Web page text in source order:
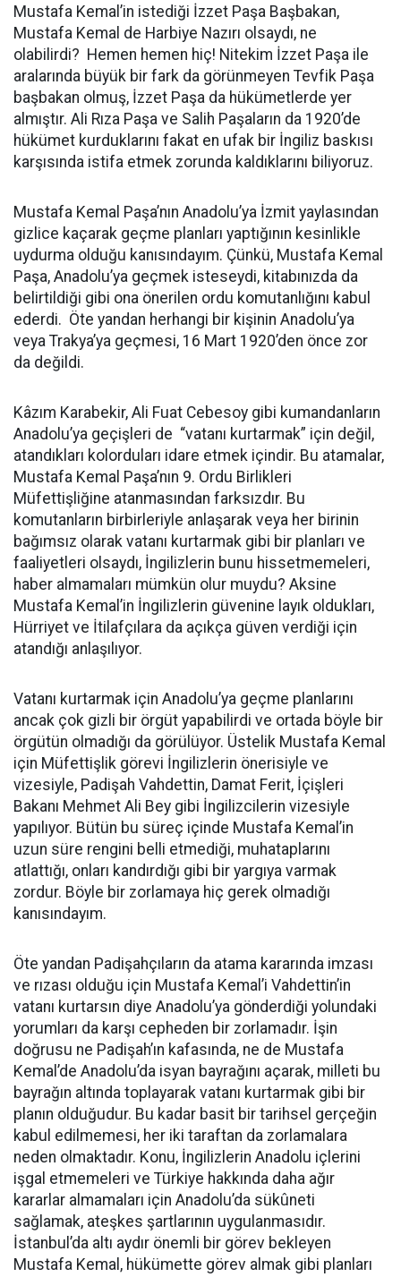
Mustafa Kemal’in istediği İzzet Paşa Başbakan,
Mustafa Kemal de Harbiye Nazırı olsaydı, ne
olabilirdi? Hemen hemen hiç! Nitekim İzzet Paşa ile
aralarında büyük bir fark da görünmeyen Tevfik Paşa
başbakan olmuş, İzzet Paşa da hükümetlerde yer
almıştır. Ali Rıza Paşa ve Salih Paşaların da 1920’de
hükümet kurduklarını fakat en ufak bir İngiliz baskısı
karşısında istifa etmek zorunda kaldıklarını biliyoruz.
Mustafa Kemal Paşa’nın Anadolu’ya İzmit yaylasından
gizlice kaçarak geçme planları yaptığının kesinlikle
uydurma olduğu kanısındayım. Çünkü, Mustafa Kemal
Paşa, Anadolu’ya geçmek isteseydi, kitabınızda da
belirtildiği gibi ona önerilen ordu komutanlığını kabul
ederdi. Öte yandan herhangi bir kişinin Anadolu’ya
veya Trakya’ya geçmesi, 16 Mart 1920’den önce zor
da değildi.
Kâzım Karabekir, Ali Fuat Cebesoy gibi kumandanların
Anadolu’ya geçişleri de “vatanı kurtarmak” için değil,
atandıkları kolorduları idare etmek içindir. Bu atamalar,
Mustafa Kemal Paşa’nın 9. Ordu Birlikleri
Müfettişliğine atanmasından farksızdır. Bu
komutanların birbirleriyle anlaşarak veya her birinin
bağımsız olarak vatanı kurtarmak gibi bir planları ve
faaliyetleri olsaydı, İngilizlerin bunu hissetmemeleri,
haber almamaları mümkün olur muydu? Aksine
Mustafa Kemal’in İngilizlerin güvenine layık oldukları,
Hürriyet ve İtilafçılara da açıkça güven verdiği için
atandığı anlaşılıyor.
Vatanı kurtarmak için Anadolu’ya geçme planlarını
ancak çok gizli bir örgüt yapabilirdi ve ortada böyle bir
örgütün olmadığı da görülüyor. Üstelik Mustafa Kemal
için Müfettişlik görevi İngilizlerin önerisiyle ve
vizesiyle, Padişah Vahdettin, Damat Ferit, İçişleri
Bakanı Mehmet Ali Bey gibi İngilizcilerin vizesiyle
yapılıyor. Bütün bu süreç içinde Mustafa Kemal’in
uzun süre rengini belli etmediği, muhataplarını
atlattığı, onları kandırdığı gibi bir yargıya varmak
zordur. Böyle bir zorlamaya hiç gerek olmadığı
kanısındayım.
Öte yandan Padişahçıların da atama kararında imzası
ve rızası olduğu için Mustafa Kemal’i Vahdettin’in
vatanı kurtarsın diye Anadolu’ya gönderdiği yolundaki
yorumları da karşı cepheden bir zorlamadır. İşin
doğrusu ne Padişah’ın kafasında, ne de Mustafa
Kemal’de Anadolu’da isyan bayrağını açarak, milleti bu
bayrağın altında toplayarak vatanı kurtarmak gibi bir
planın olduğudur. Bu kadar basit bir tarihsel gerçeğin
kabul edilmemesi, her iki taraftan da zorlamalara
neden olmaktadır. Konu, İngilizlerin Anadolu içlerini
işgal etmemeleri ve Türkiye hakkında daha ağır
kararlar almamaları için Anadolu’da sükûneti
sağlamak, ateşkes şartlarının uygulanmasıdır.
İstanbul’da altı aydır önemli bir görev bekleyen
Mustafa Kemal, hükümette görev almak gibi planları